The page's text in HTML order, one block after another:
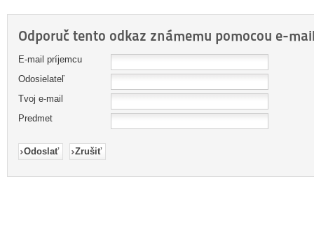
Odporuč tento odkaz známemu pomocou e-
E-mail príjemcu
Odosielateľ
Tvoj e-mail
Predmet
Odoslať Zrušiť